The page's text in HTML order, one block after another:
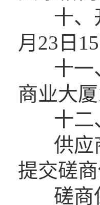
十、开
月23日
十一、
商业大
十二
供应商
提交磋
磋商保